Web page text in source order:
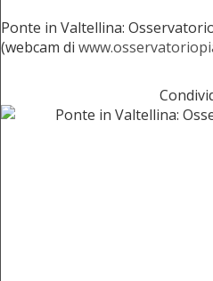
Ponte in Valtellina:
(webcam di